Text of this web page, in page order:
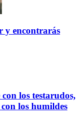
y encontrarás
los testarudos,
los humildes